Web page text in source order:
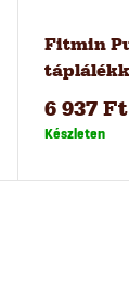
Fitmin
6 937 Ft
Készleten